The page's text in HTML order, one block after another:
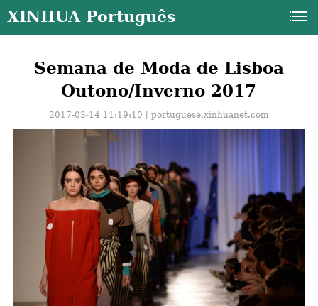
XINHUA Português
Semana de Moda de Lisboa
Outono/Inverno 2017
2017-03-14 11:19:10丨portuguese.xinhuanet.com